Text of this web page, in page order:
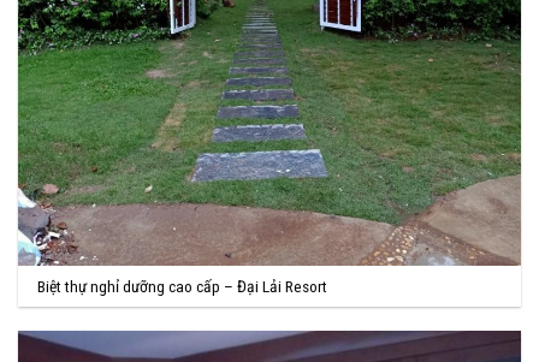
Biệt thự nghỉ dưỡng cao cấp – Đại Lải Resort